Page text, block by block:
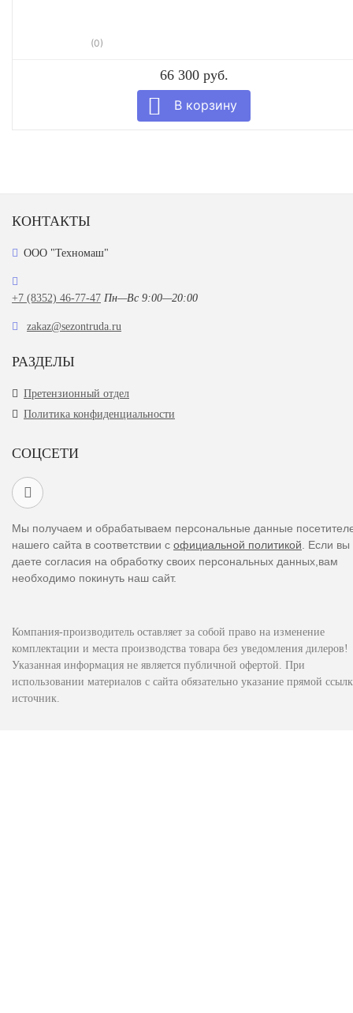
(0)
66 300 руб.
КОНТАКТЫ
ООО "Техномаш"
+7 (8352) 46-77-47 Пн—Вс 9:00—20:00
zakaz@sezontruda.ru
РАЗДЕЛЫ
Претензионный отдел
Политика конфиденциальности
СОЦСЕТИ
Мы получаем и обрабатываем персональные данные
нашего сайта в соответствии с официальной политикой . Если
даете согласия на обработку своих персональных данных,вам
необходимо покинуть наш сайт.
Компания-производитель оставляет за собой право на изменение
комплектации и места производства товара без уведомления дилеров!
Указанная информация не является публичной офертой. При
использовании материалов с сайта обязательно указание прямой
источник.